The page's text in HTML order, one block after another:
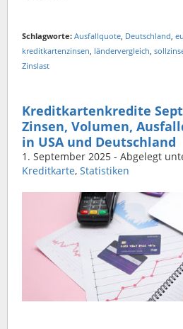
Schlagworte: Ausfallquote Deutschland
kreditkartenzinsen ländervergleich
Zinslast
Kreditkartenkredite
Zinsen, Volumen,
in USA und Deutschland
1. September 2025 - Abgelegt
Kreditkarte, Statistiken